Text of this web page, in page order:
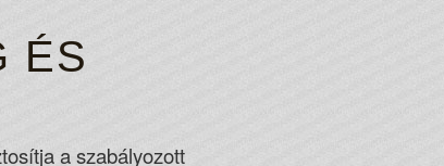
ÉS
a szabályozott